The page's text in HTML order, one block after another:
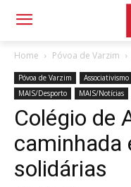
Home Póvoa de Varzim
Póvoa de Varzim Associativismo
MAIS/Desporto
MAIS/Notícias
Colégio de
caminhada
solidárias